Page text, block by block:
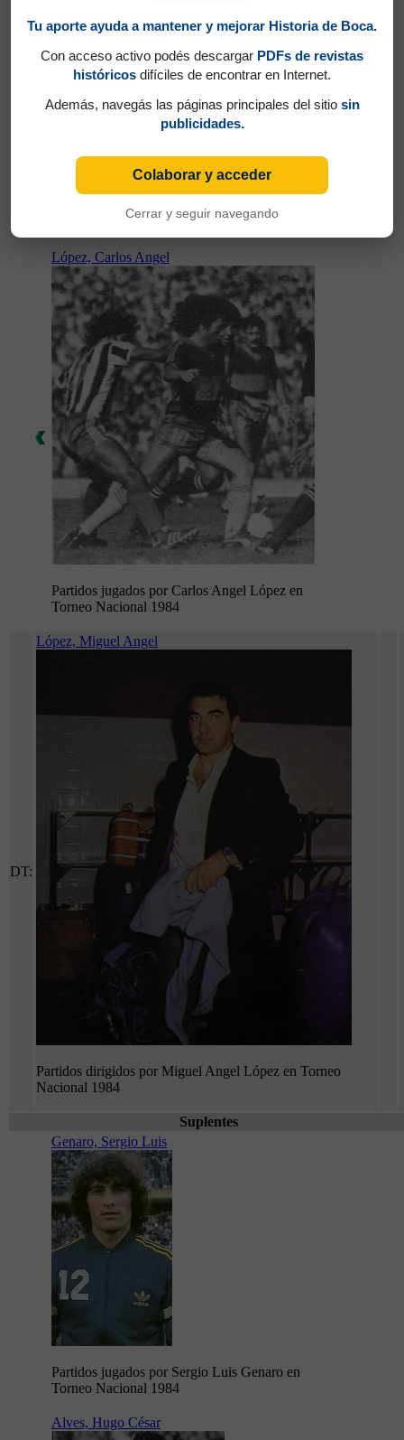
Partidos jugados por Ariel José Krasouski en
Torneo Nacional 1984
López, Carlos Angel
Partidos jugados por Carlos Angel López en
Torneo Nacional 1984
DT:
López, Miguel Angel
Partidos dirigidos por Miguel Angel López en Torneo
Nacional 1984
Suplentes
Genaro, Sergio Luis
Partidos jugados por Sergio Luis Genaro en
Torneo Nacional 1984
Alves, Hugo César
Tu aporte ayuda a mantener y mejorar Historia de Boca.
Con acceso activo podés descargar PDFs de revistas
históricos difíciles de encontrar en Internet.
Además, navegás las páginas principales del sitio sin
publicidades.
Colaborar y acceder
Cerrar y seguir navegando